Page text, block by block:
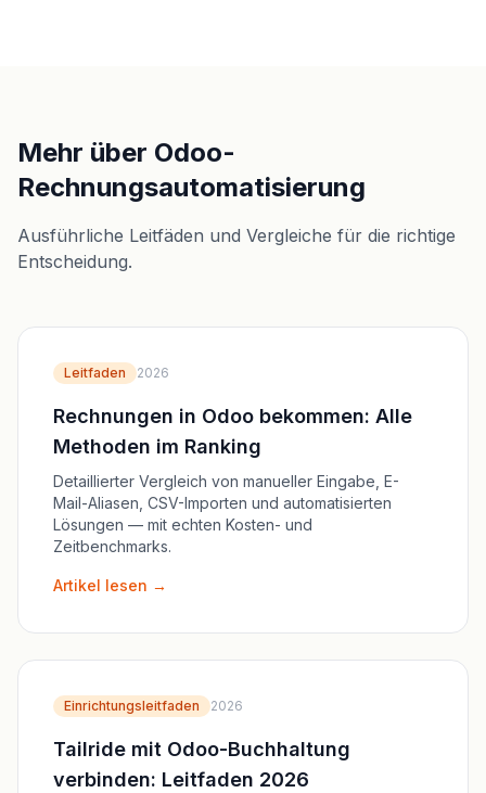
Mehr über Odoo-
Rechnungsautomatisierung
Ausführliche Leitfäden und Vergleiche für die richtige
Entscheidung.
Leitfaden 2026
Rechnungen in Odoo bekommen: Alle
Methoden im Ranking
Detaillierter Vergleich von manueller Eingabe, E-
Mail-Aliasen, CSV-Importen und automatisierten
Lösungen — mit echten Kosten- und
Zeitbenchmarks.
Artikel lesen →
Einrichtungsleitfaden 2026
Tailride mit Odoo-Buchhaltung
verbinden: Leitfaden 2026